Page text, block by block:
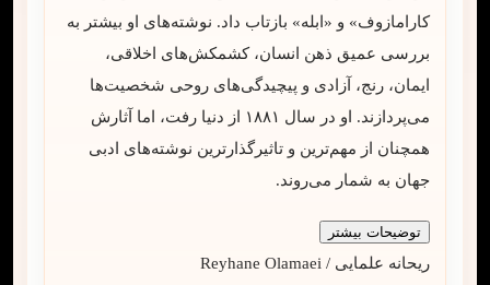
کارامازوف» و «ابله» بازتاب داد. نوشته‌های او بیشتر به
بررسی عمیق ذهن انسان، کشمکش‌های اخلاقی،
ایمان، رنج، آزادی و پیچیدگی‌های روحی شخصیت‌ها
می‌پردازند. او در سال ۱۸۸۱ از دنیا رفت، اما آثارش
همچنان از مهم‌ترین و تاثیرگذارترین نوشته‌های ادبی
جهان به شمار می‌روند.
توضیحات بیشتر
ریحانه علمایی / Reyhane Olamaei